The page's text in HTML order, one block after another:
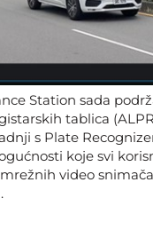
Station sada
tablica
s Plate
koje svi
video